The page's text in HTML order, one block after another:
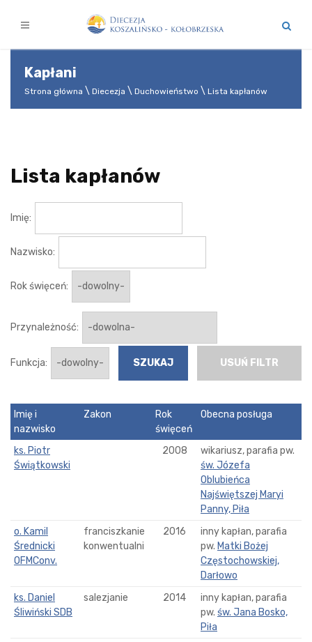
Kapłani
Strona główna Diecezja Duchowieństwo Lista kapłanów
Lista kapłanów
Imię:
Nazwisko:
Rok święceń:
Przynależność:
Funkcja: USUŃ FILTR
Imię i
nazwisko
Zakon
Rok
święceń
Obecna posługa
ks. Piotr
Świątkowski
2008
wikariusz, parafia pw.
św. Józefa
Oblubieńca
Najświętszej Maryi
Panny, Piła
o. Kamil
Średnicki
OFMConv.
franciszkanie
konwentualni
2016
inny kapłan, parafia
pw. Matki Bożej
Częstochowskiej,
Darłowo
ks. Daniel
Śliwiński SDB
salezjanie 2014
inny kapłan, parafia
pw. św. Jana Bosko,
Piła